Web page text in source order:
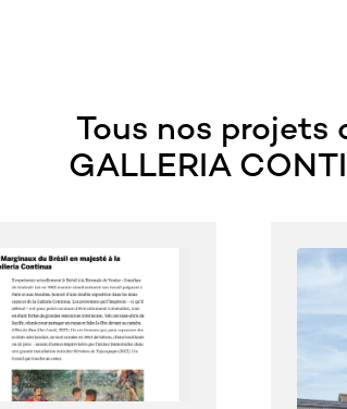
Tous nos projets
GALLERIA
75017 Paris, France